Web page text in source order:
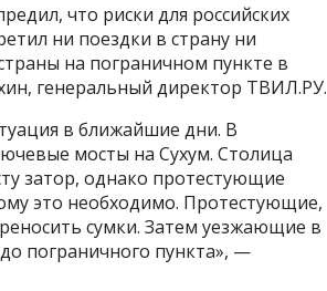
что риски для российских
ни поездки в страну ни
на пограничном пункте в
генеральный директор ТВИЛ.РУ.
в ближайшие дни. В
мосты на Сухум. Столица
затор, однако протестующие
это необходимо. Протестующие,
сумки. Затем уезжающие в
пограничного пункта», —